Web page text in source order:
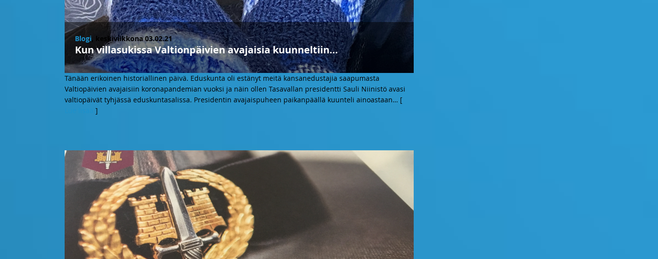
Blogi, keskiviikkona 03.02.21
Kun villasukissa Valtionpäivien avajaisia kuunneltiin…
Tänään erikoinen historiallinen päivä. Eduskunta oli estänyt meitä kansanedustajia saapumasta
Valtiopäivien avajaisiin koronapandemian vuoksi ja näin ollen Tasavallan presidentti Sauli Niinistö avasi
valtiopäivät tyhjässä eduskuntasalissa. Presidentin avajaispuheen paikanpäällä kuunteli ainoastaan… [
]